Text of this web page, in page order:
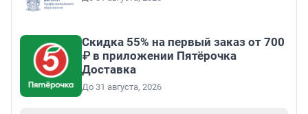
Скидка 55% на первый заказ от 700
₽ в приложении Пятёрочка
Доставка
До 31 августа, 2026